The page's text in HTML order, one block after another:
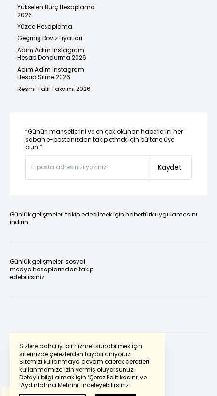
Sizlere daha iyi bir hizmet sunabilmek için
sitemizde çerezlerden faydalanıyoruz.
Sitemizi kullanmaya devam ederek çerezleri
kullanmamıza izin vermiş oluyorsunuz.
Detaylı bilgi almak için ‘Çerez Politikasını’ve
‘Aydınlatma Metnini’inceleyebilirsiniz.
Yükselen Burç Hesaplama
2026
Yüzde Hesaplama
Geçmiş Döviz Fiyatları
Adım Adım Instagram
Hesap Dondurma 2026
Adım Adım Instagram
Hesap Silme 2026
Resmi Tatil Takvimi 2026
“Günün manşetlerini ve en çok okunan haberlerini her
sabah e-postanızdan takip etmek için bültene üye
olun.”
Kaydet
Günlük gelişmeleri takip edebilmek için habertürk uygulamasını
indirin
Günlük gelişmeleri sosyal
medya hesaplarından takip
edebilirsiniz.
Powered by Translate